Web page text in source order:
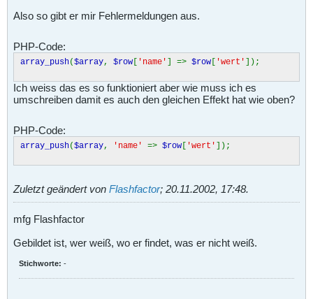
Also so gibt er mir Fehlermeldungen aus.
PHP-Code:
array_push($array, $row [ 'name' ] => $row [ 'wert' ]);
Ich weiss das es so funktioniert aber wie muss ich es
umschreiben damit es auch den gleichen Effekt hat wie oben?
PHP-Code:
array_push($array, 'name' => $row [ 'wert' ]);
Zuletzt geändert von Flashfactor; 20.11.2002, 17:48.
mfg Flashfactor
Gebildet ist, wer weiß, wo er findet, was er nicht weiß.
Stichworte: -